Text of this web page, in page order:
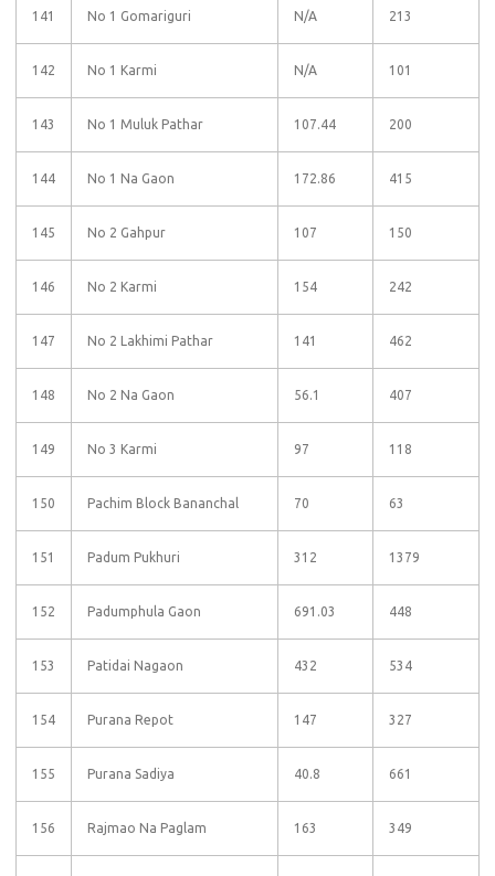
141 No 1 Gomariguri N/A 213
142 No 1 Karmi N/A 101
143 No 1 Muluk Pathar 107.44 200
144 No 1 Na Gaon 172.86 415
145 No 2 Gahpur 107 150
146 No 2 Karmi 154 242
147 No 2 Lakhimi Pathar 141 462
148 No 2 Na Gaon 56.1 407
149 No 3 Karmi 97 118
150 Pachim Block Bananchal 70 63
151 Padum Pukhuri 312 1379
152 Padumphula Gaon 691.03 448
153 Patidai Nagaon 432 534
154 Purana Repot 147 327
155 Purana Sadiya 40.8 661
156 Rajmao Na Paglam 163 349